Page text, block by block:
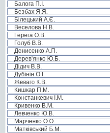
Балога П.І.
Безбах Я.Я.
Білецький А.Є.
Веселова Н.В.
Герега О.В.
Голуб В.В.
Денисенко А.П.
Дерев’янко Ю.Б.
Дідич В.В.
Дубінін О.І.
Жеваго К.В.
Кишкар П.М.
Констанкевич І.М.
Кривенко В.М.
Левченко Ю.В.
Марченко О.О.
Матківський Б.М.